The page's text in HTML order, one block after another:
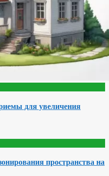
для увеличения
пространства на